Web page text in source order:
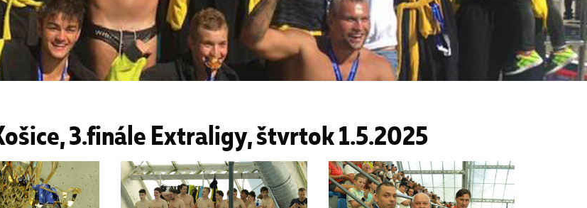
3.finále Extraligy, štvrtok 1.5.2025